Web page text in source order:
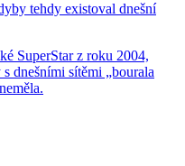
tehdy existoval dnešní
SuperStar z roku 2004,
dnešními sítěmi „bourala